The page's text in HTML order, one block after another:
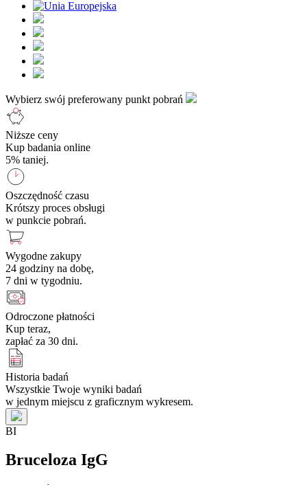
Wybierz swój preferowany punkt pobrań
Niższe ceny
Kup badania online
5% taniej.
Oszczędność czasu
Krótszy proces obsługi
w punkcie pobrań.
Wygodne zakupy
24 godziny na dobę,
7 dni w tygodniu.
Odroczone płatności
Kup teraz,
zapłać za 30 dni.
Historia badań
Wszystkie Twoje wyniki badań
w jednym miejscu z graficznym wykresem.
BI
Bruceloza IgG